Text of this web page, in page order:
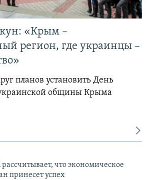
«Крым –
регион, где украинцы –
планов установить День
общины Крыма
что экономическое
принесет успех